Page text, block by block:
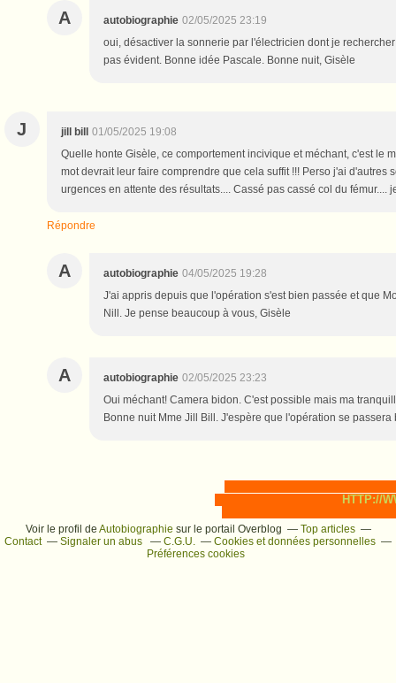
A autobiographie 02/05/2025 23:19
oui, désactiver la sonnerie par l'électricien dont je
pas évident. Bonne idée Pascale. Bonne nuit, Gisèle
J jill bill 01/05/2025 19:08
Quelle honte Gisèle, ce comportement incivique et méchant, c'est le
mot devrait leur faire comprendre que cela suffit !!! Perso j'ai d'autres
urgences en attente des résultats.... Cassé pas cassé col du fémur....
Répondre
A autobiographie 04/05/2025 19:28
J'ai appris depuis que l'opération s'est bien passée et que
Nill. Je pense beaucoup à vous, Gisèle
A autobiographie 02/05/2025 23:23
Oui méchant! Camera bidon. C'est possible mais ma
Bonne nuit Mme Jill Bill. J'espère que l'opération se
HTTP://
Voir le profil de Autobiographie sur le portail Overblog
Top articles
Contact
Signaler un abus C.G.U.
Cookies et données personnelles
Préférences cookies